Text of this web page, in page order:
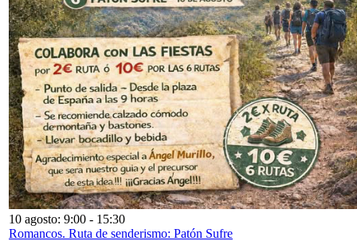
10 agosto: 9:00 - 15:30
Romancos. Ruta de senderismo: Patón Sufre